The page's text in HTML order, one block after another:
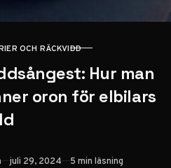
OCH RÄCKVIDD
Hur man
oron för elbilars
Publicerad
juli 29, 2024 5 min läsning